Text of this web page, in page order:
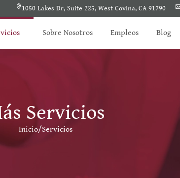
1050 Lakes Dr, Suite 225, West Covina, CA 91790
Sobre Nosotros Empleos Blog
Servicios
Inicio/Servicios